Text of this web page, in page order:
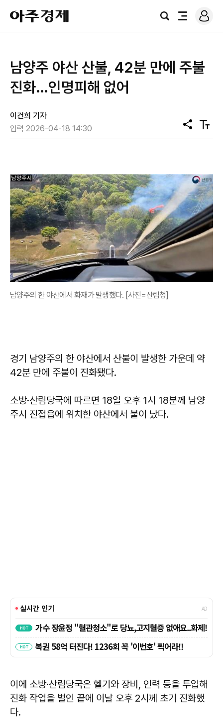
아
주
경
검
전
로
그
남양주 야산 산불, 42분 만에 주불
진화…인명피해 없어
이건희 기자
입력 2026-04-18 14:30
공
유
텍
스
남양주의 한 야산에서 화재가 발생했다. [사진=산림청]
경기 남양주의 한 야산에서 산불이 발생한 가운데 약
42분 만에 주불이 진화됐다.
소방·산림당국에 따르면 18일 오후 1시 18분께 남양
주시 진접읍에 위치한 야산에서 불이 났다.
이에 소방·산림당국은 헬기와 장비, 인력 등을 투입해
진화 작업을 벌인 끝에 이날 오후 2시께 초기 진화했
다.